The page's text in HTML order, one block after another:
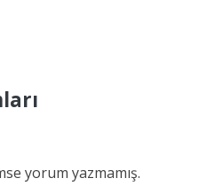
yorum yazmamış.